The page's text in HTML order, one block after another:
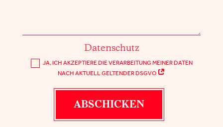
Datenschutz
JA, ICH AKZEPTIERE DIE VERARBEITUNG MEINER DATEN
NACH AKTUELL GELTENDER DSGVO
ABSCHICKEN